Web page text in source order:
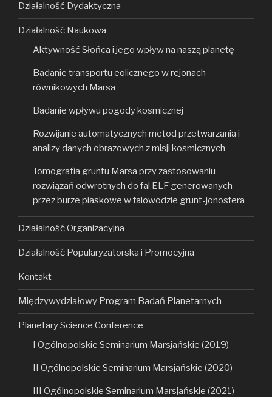
Działalność Dydaktyczna
Działalność Naukowa
Aktywność Słońca i jego wpływ na naszą planetę
Badanie transportu eolicznego w rejonach
równikowych Marsa
Badanie wpływu pogody kosmicznej
Rozwijanie automatycznych metod przetwarzania i
analizy danych obrazowych z misji kosmicznych
Tomografia gruntu Marsa przy zastosowaniu
rozwiązań odwrotnych do fal ELF generowanych
przez burze piaskowe w falowodzie grunt-jonosfera
Działalność Organizacyjna
Działalność Popularyzatorska i Promocyjna
Kontakt
Międzywydziałowy Program Badań Planetarnych
Planetary Science Conference
I Ogólnopolskie Seminarium Marsjańskie (2019)
II Ogólnopolskie Seminarium Marsjańskie (2020)
III Ogólnopolskie Seminarium Marsjańskie (2021)